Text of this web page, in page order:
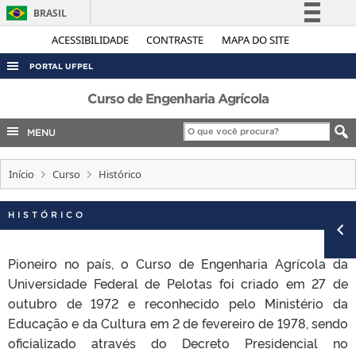
ACESSIBILIDADE CONTRASTE MAPA DO SITE
BRASIL
Simplifique!
Acesso à informação
Legislação
Canais
PORTAL UFPEL
ACESSO À INFORMAÇÃO
AUDITORIA
COBALTO
CONCURSOS
EDITAIS
INTERNACIONAL
PORTARIAS
TELEFONES
Curso de Engenharia Agrícola
MENU
Início Curso Histórico
HISTÓRICO
Pioneiro no país, o Curso de Engenharia Agrícola da
Universidade Federal de Pelotas foi criado em 27 de
outubro de 1972 e reconhecido pelo Ministério da
Educação e da Cultura em 2 de fevereiro de 1978, sendo
oficializado através do Decreto Presidencial no